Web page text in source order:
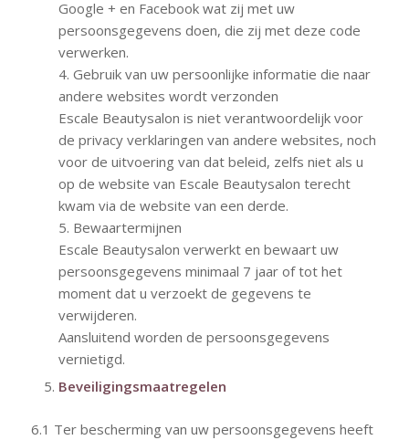
Google + en Facebook wat zij met uw
persoonsgegevens doen, die zij met deze code
verwerken.
4. Gebruik van uw persoonlijke informatie die naar
andere websites wordt verzonden
Escale Beautysalon is niet verantwoordelijk voor
de privacy verklaringen van andere websites, noch
voor de uitvoering van dat beleid, zelfs niet als u
op de website van Escale Beautysalon terecht
kwam via de website van een derde.
5. Bewaartermijnen
Escale Beautysalon verwerkt en bewaart uw
persoonsgegevens minimaal 7 jaar of tot het
moment dat u verzoekt de gegevens te
verwijderen.
Aansluitend worden de persoonsgegevens
vernietigd.
Beveiligingsmaatregelen
6.1 Ter bescherming van uw persoonsgegevens heeft